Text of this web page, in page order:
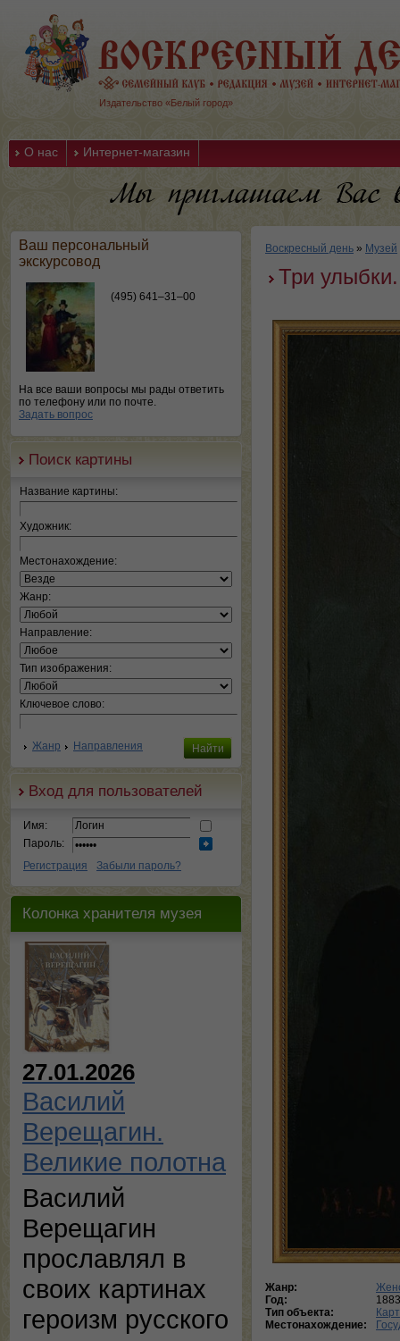
Издательство «Белый город»
О нас Интернет-магазин
Ваш персональный
экскурсовод
(495) 641–31–00
На все ваши вопросы мы рады ответить
по телефону или по почте.
Задать вопрос
Поиск картины
Название картины:
Художник:
Местонахождение:
Жанр:
Направление:
Тип изображения:
Ключевое слово:
Жанр Направления
Вход для пользователей
Имя:
Пароль:
Регистрация
Забыли пароль?
Колонка хранителя музея
27.01.2026
Василий
Верещагин.
Великие полотна
Василий
Верещагин
прославлял в
своих картинах
героизм русского
Воскресный день » Музей
Три
Жанр:
Год:
1883
Тип объекта:
Местонахождение: